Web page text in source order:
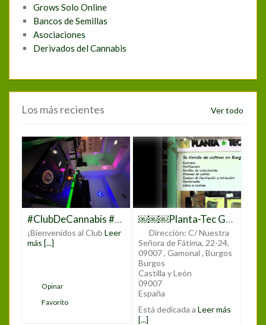
Grows Solo Online
Bancos de Semillas
Asociaciones
Derivados del Cannabis
Los más recientes Ver todo
#ClubDeCannabis #ClubCannabisMadrid #CannabisMadrid #CannabisClub #CannabisCommunity #CannabisLovers #CannabisCulture #CannabisEnMadrid #MarihuanaMadrid #WeedClubMadrid #CannabisEspaña #CannabisClubLife #CannabisExperience #JoinTheClub #CannabisSocialClub #CannabisEvents #CannabisEducation #CannabisNetworking
¡Bienvenidos al ClubLeer
más [...]
Opinar
Favorito
￼￼￼Planta-Tec Grow Shop
Dirección: C/ Nuestra
Señora de Fátima, 22-24,
09007 , Gamonal , Burgos
Burgos
Castilla y León
09007
España
Está dedicada aLeer más
[...]